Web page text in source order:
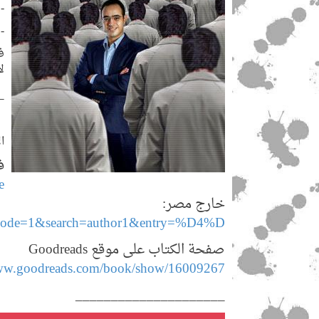
خارج مصر:
صفحة الكتاب على موقع Goodreads
book/show/16009267
_____________________